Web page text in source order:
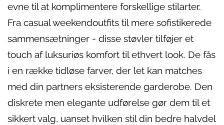
evne til at komplimentere forskellige stilarter.
Fra casual weekendoutfits til mere sofistikerede
sammensætninger - disse støvler tilføjer et
touch af luksuriøs komfort til ethvert look. De fås
i en række tidløse farver, der let kan matches
med din partners eksisterende garderobe. Den
diskrete men elegante udførelse gør dem til et
sikkert valg, uanset hvilken stil din bedre halvdel